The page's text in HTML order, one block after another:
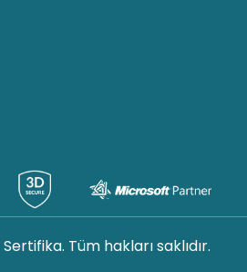
Tüm hakları saklıdır.